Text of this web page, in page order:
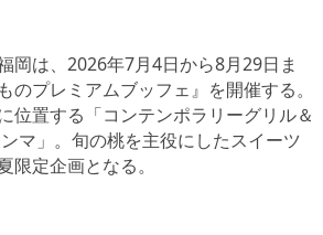
岡は、2026年7月4日から8月29日ま
のプレミアムブッフェ』を開催する。
位置する「コンテンポラリーグリル＆
マ」。旬の桃を主役にしたスイーツ
限定企画となる。